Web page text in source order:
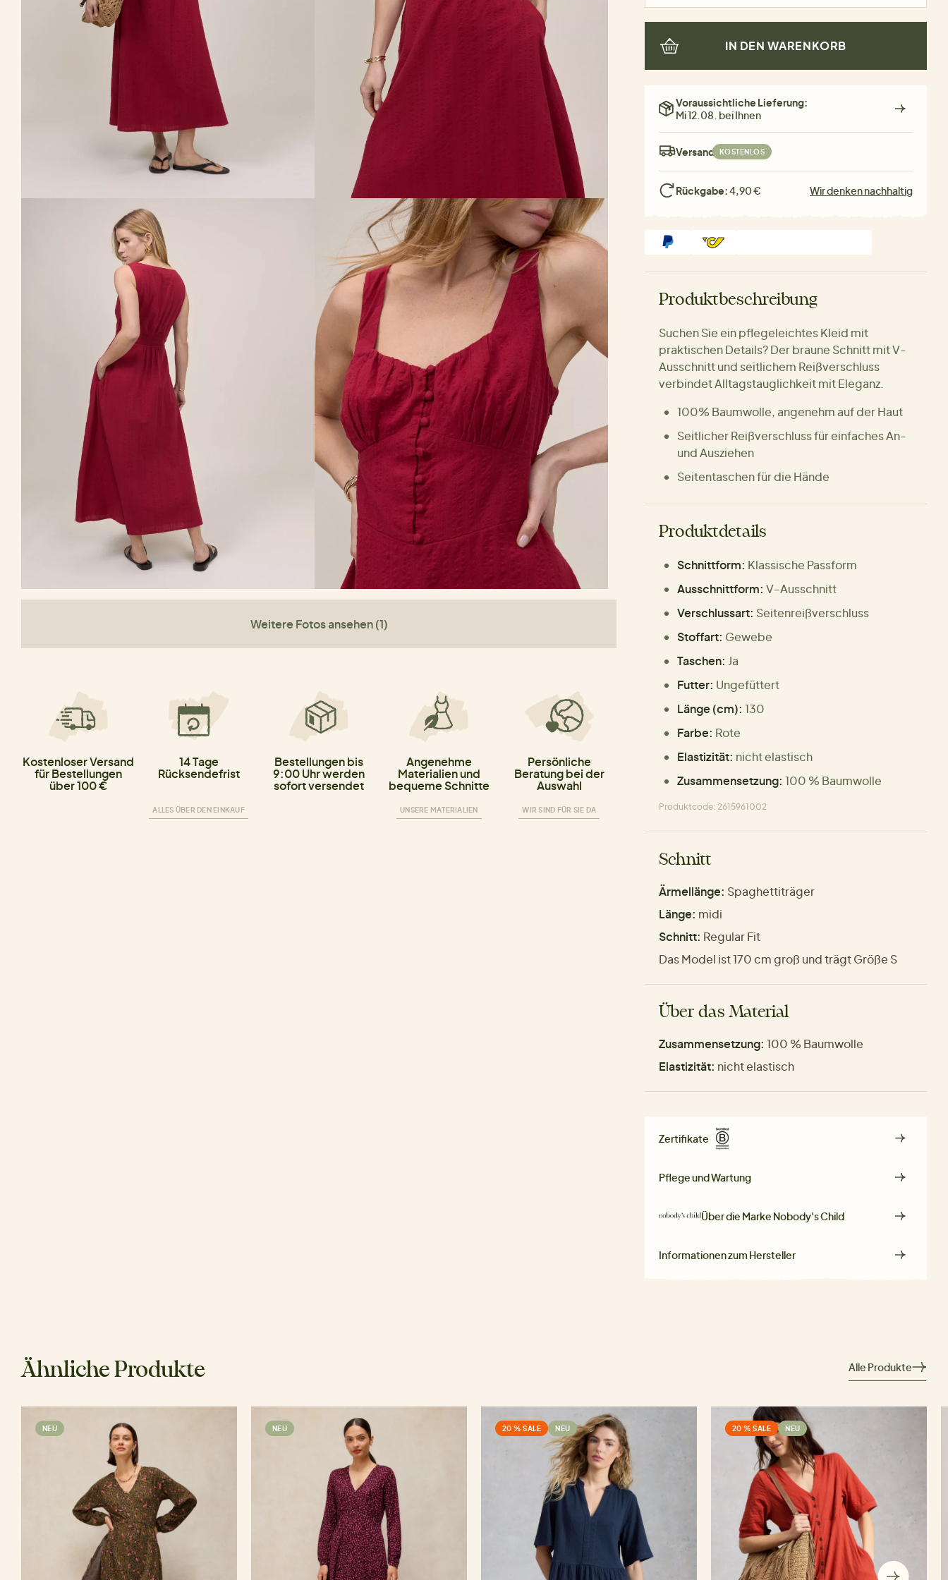
Weitere Fotos ansehen (1)
Kostenloser Versand
für Bestellungen
über 100 €
14 Tage
Rücksendefrist
ALLES ÜBER DEN EINKAUF
Bestellungen bis
9:00 Uhr werden
sofort versendet
Angenehme
Materialien und
bequeme Schnitte
UNSERE MATERIALIEN
Persönliche
Beratung bei der
Auswahl
WIR SIND FÜR SIE DA
IN DEN WARENKORB
Voraussichtliche Lieferung:
Mi 12.08. bei Ihnen
Versand: KOSTENLOS
Rückgabe:4,90 € Wir denken nachhaltig
Produktbeschreibung
Suchen Sie ein pflegeleichtes Kleid mit
praktischen Details? Der braune Schnitt mit V-
Ausschnitt und seitlichem Reißverschluss
verbindet Alltagstauglichkeit mit Eleganz.
100% Baumwolle, angenehm auf der Haut
Seitlicher Reißverschluss für einfaches An-
und Ausziehen
Seitentaschen für die Hände
Produktdetails
Schnittform: Klassische Passform
Ausschnittform: V-Ausschnitt
Verschlussart: Seitenreißverschluss
Stoffart: Gewebe
Taschen: Ja
Futter: Ungefüttert
Länge (cm): 130
Farbe: Rote
Elastizität: nicht elastisch
Zusammensetzung: 100 % Baumwolle
Produktcode: 2615961002
Schnitt
Ärmellänge: Spaghettiträger
Länge: midi
Schnitt: Regular Fit
Das Model ist 170 cm groß und trägt Größe S
Über das Material
Zusammensetzung: 100 % Baumwolle
Elastizität: nicht elastisch
Zertifikate
Pflege und Wartung
Über die Marke Nobody's Child
Informationen zum Hersteller
Ähnliche Produkte Alle Produkte
NEU NEU 20 % SALE NEU 20 % SALE NEU